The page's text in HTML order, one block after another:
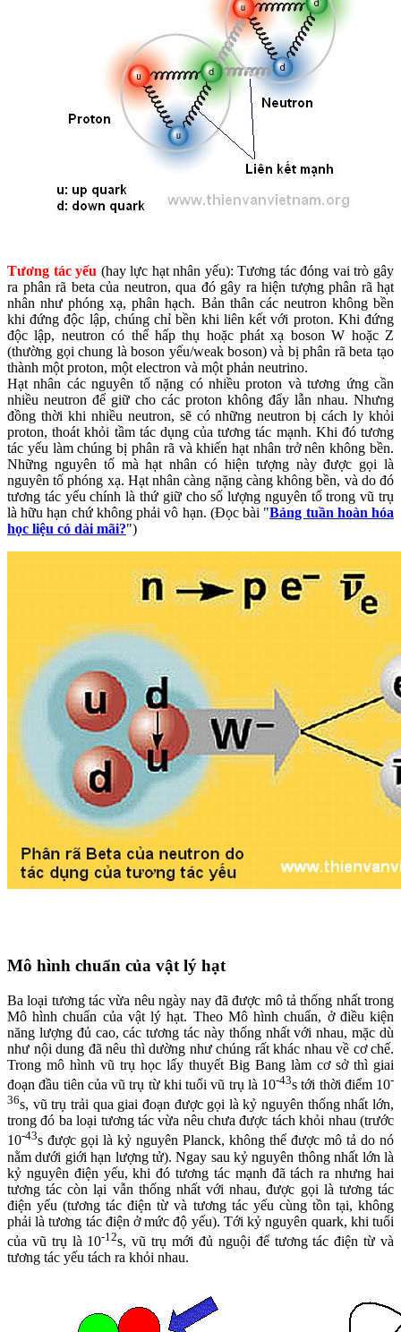
Tương tác yếu (hay lực hạt nhân yếu): Tương tác đóng vai trò gây
ra phân rã beta của neutron, qua đó gây ra hiện tượng phân rã hạt
nhân như phóng xạ, phân hạch. Bản thân các neutron không bền
khi đứng độc lập, chúng chỉ bền khi liên kết với proton. Khi đứng
độc lập, neutron có thể hấp thụ hoặc phát xạ boson W hoặc Z
(thường gọi chung là boson yếu/weak boson) và bị phân rã beta tạo
thành một proton, một electron và một phản neutrino.
Hạt nhân các nguyên tố nặng có nhiều proton và tương ứng cần
nhiều neutron để giữ cho các proton không đẩy lẫn nhau. Nhưng
đồng thời khi nhiều neutron, sẽ có những neutron bị cách ly khỏi
proton, thoát khỏi tầm tác dụng của tương tác mạnh. Khi đó tương
tác yếu làm chúng bị phân rã và khiến hạt nhân trở nên không bền.
Những nguyên tố mà hạt nhân có hiện tượng này được gọi là
nguyên tố phóng xạ. Hạt nhân càng nặng càng không bền, và do đó
tương tác yếu chính là thứ giữ cho số lượng nguyên tố trong vũ trụ
là hữu hạn chứ không phải vô hạn. (Đọc bài "Bảng tuần hoàn hóa
học liệu có dài mãi?")
Mô hình chuẩn của vật lý hạt
Ba loại tương tác vừa nêu ngày nay đã được mô tả thống nhất trong
Mô hình chuẩn của vật lý hạt. Theo Mô hình chuẩn, ở điều kiện
năng lượng đủ cao, các tương tác này thống nhất với nhau, mặc dù
như nội dung đã nêu thì dường như chúng rất khác nhau về cơ chế.
Trong mô hình vũ trụ học lấy thuyết Big Bang làm cơ sở thì giai
đoạn đầu tiên của vũ trụ từ khi tuổi vũ trụ là 10-43s tới thời điểm 10-
36s, vũ trụ trải qua giai đoạn được gọi là kỷ nguyên thống nhất lớn,
trong đó ba loại tương tác vừa nêu chưa được tách khỏi nhau (trước
10-43s được gọi là kỷ nguyên Planck, không thể được mô tả do nó
nằm dưới giới hạn lượng tử). Ngay sau kỷ nguyên thông nhất lớn là
kỷ nguyên điện yếu, khi đó tương tác mạnh đã tách ra nhưng hai
tương tác còn lại vẫn thống nhất với nhau, được gọi là tương tác
điện yếu (tương tác điện từ và tương tác yếu cùng tồn tại, không
phải là tương tác điện ở mức độ yếu). Tới kỷ nguyên quark, khi tuổi
của vũ trụ là 10-12s, vũ trụ mới đủ nguội để tương tác điện từ và
tương tác yếu tách ra khỏi nhau.